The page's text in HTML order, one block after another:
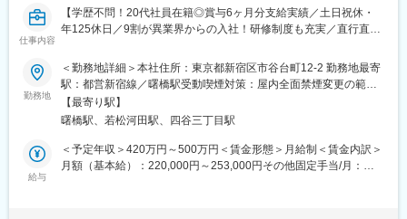
■使用システム
・経費精算：Concur
・会計：勘定奉行
・法定調書：法定調書奉行
■本ポジションの魅力
・伊藤忠商事100％子会社の安定基盤
・経理として高い専門性を磨ける環境
・経営に近い立場で会社運営に関与可能
仕事内容
【学歴不問！20代社員在籍◎賞与6ヶ月分支給実績／土日祝休・
年125休日／9割が異業界からの入社！研修制度も充実／直行直帰
■整形外科向けに、治療に必要な資材や器具の提案をお任せしま
す！
＜営業所の雰囲気＞
各営業所は、4～10名の社員が在籍しています。
平均年齢は35.6歳ですが、どの営業所も20代社員が活躍していま
勤務地
＜勤務地詳細＞本社住所：東京都新宿区市谷台町12-2 勤務地最寄
駅：都営新宿線／曙橋駅受動喫煙対策：屋内全面禁煙変更の範
囲：会社の定める事業所
【最寄り駅】
曙橋駅、若松河田駅、四谷三丁目駅
給与
＜予定年収＞420万円～500万円＜賃金形態＞月給制＜賃金内訳＞
月額（基本給）：220,000円～253,000円その他固定手当/月：